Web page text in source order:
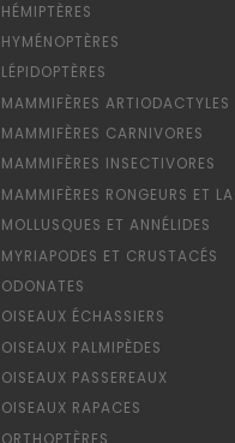
HÉMIPTÈRES
HYMÉNOPTÈRES
LÉPIDOPTÈRES
MAMMIFÈRES ARTIODACTYLES
MAMMIFÈRES CARNIVORES
MAMMIFÈRES INSECTIVORES
MAMMIFÈRES RONGEURS ET
MOLLUSQUES ET ANNÉLIDES
MYRIAPODES ET CRUSTACÉS
ODONATES
OISEAUX ÉCHASSIERS
OISEAUX PALMIPÈDES
OISEAUX PASSEREAUX
OISEAUX RAPACES